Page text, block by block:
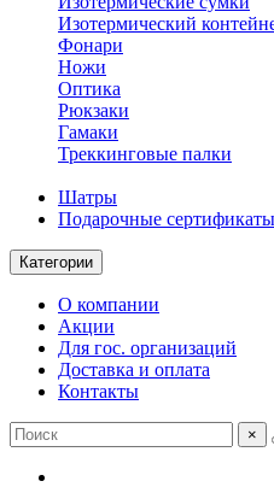
Изотермический
Фонари
Ножи
Оптика
Рюкзаки
Гамаки
Треккинговые палки
Шатры
Подарочные сертификаты
Категории
О компании
Акции
Для гос. организаций
Доставка и оплата
Контакты
×